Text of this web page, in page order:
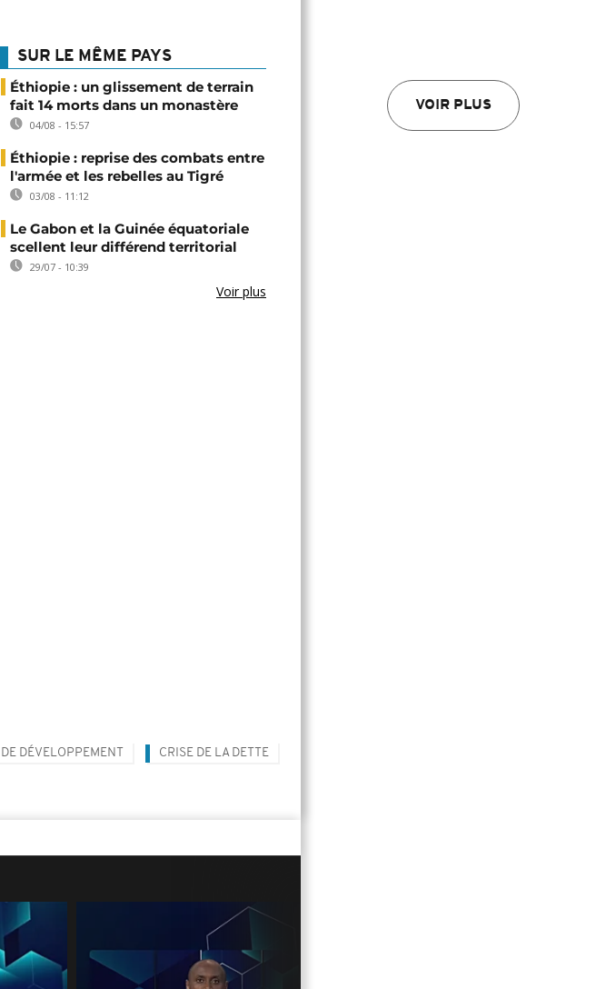
VOIR PLUS
SUR LE MÊME PAYS
Éthiopie : un glissement de terrain
fait 14 morts dans un monastère
04/08 - 15:57
Éthiopie : reprise des combats entre
l'armée et les rebelles au Tigré
03/08 - 11:12
Le Gabon et la Guinée équatoriale
scellent leur différend territorial
29/07 - 10:39
Voir plus
DÉVELOPPEMENT CRISE DE LA DETTE